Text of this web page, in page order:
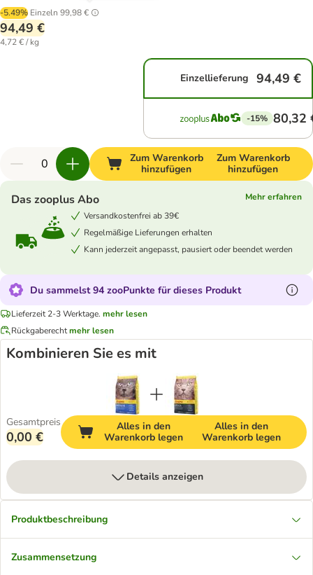
-5.49% Einzeln 99,98 €
94,49 €
4,72 € / kg
Einzellieferung 94,49 €
-15% 80,32
Zum Warenkorb
hinzufügen
Zum Warenkorb
hinzufügen
Das zooplus Abo
Mehr erfahren
Versandkostenfrei ab 39€
Regelmäßige Lieferungen erhalten
Kann jederzeit angepasst, pausiert oder beendet werden
Du sammelst 94 zooPunkte für dieses Produkt
Lieferzeit 2-3 Werktage. mehr lesen
Rückgaberechtmehr lesen
Kombinieren Sie es mit
Gesamtpreis
0,00 €
Alles in den
Warenkorb legen
Alles in den
Warenkorb legen
Details anzeigen
Produktbeschreibung
Zusammensetzung